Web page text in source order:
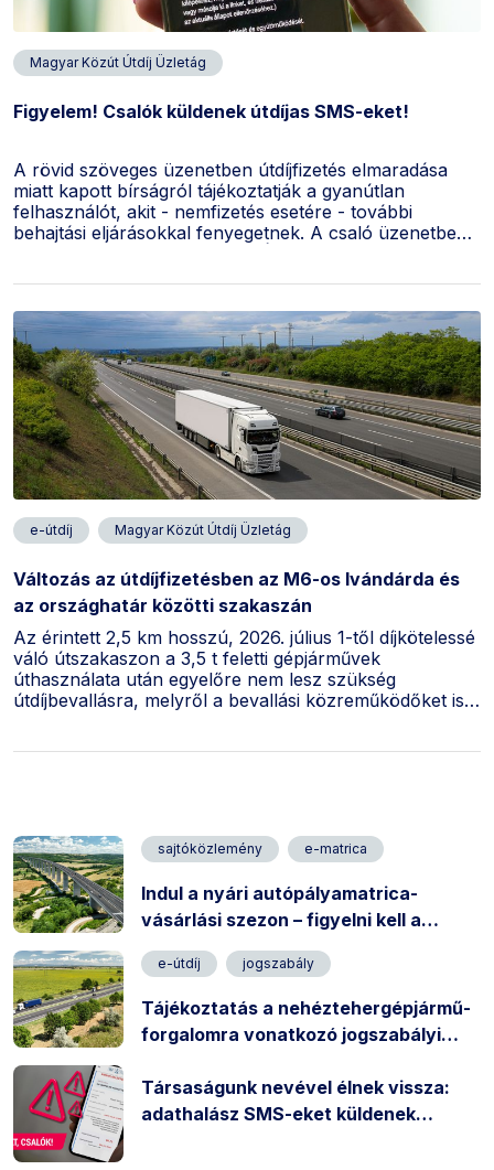
Figyelem! Csalók küldenek útdíjas SMS-eket!
A rövid szöveges üzenetben útdíjfizetés elmaradása
miatt kapott bírságról tájékoztatják a gyanútlan
felhasználót, akit - nemfizetés esetére - további
behajtási eljárásokkal fenyegetnek. A csaló üzenetben -
Magyar Közút Útdíj Üzletág
Változás az útdíjfizetésben az M6-os Ivándárda és
az országhatár közötti szakaszán
Az érintett 2,5 km hosszú, 2026. július 1-től díjkötelessé
váló útszakaszon a 3,5 t feletti gépjárművek
úthasználata után egyelőre nem lesz szükség
útdíjbevallásra, melyről a bevallási közreműködőket is
e-útdíj Magyar Közút Útdíj Üzletág
Indul a nyári autópályamatrica-
vásárlási szezon – figyelni kell a
vásárláskor!
sajtóközlemény e-matrica
Tájékoztatás a nehéztehergépjármű-
forgalomra vonatkozó jogszabályi
e-útdíj jogszabály
Társaságunk nevével élnek vissza:
adathalász SMS-eket küldenek